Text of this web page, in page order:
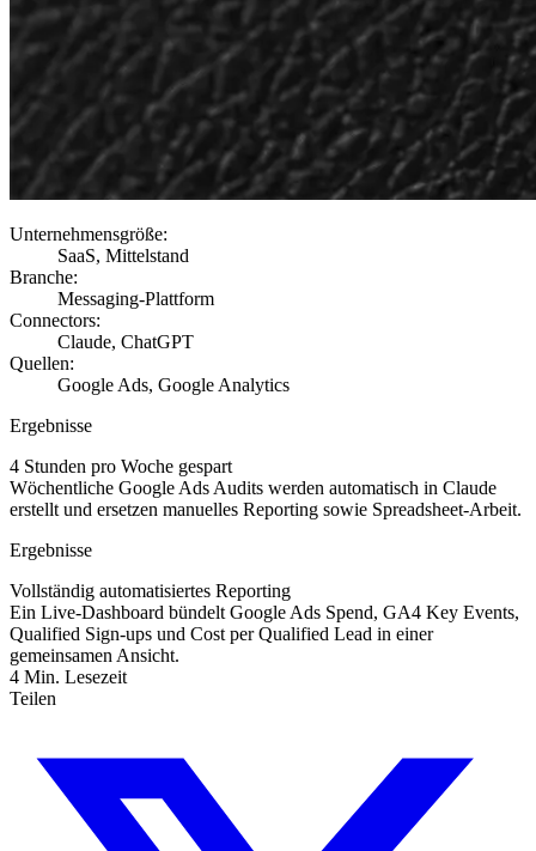
Unternehmensgröße:
SaaS, Mittelstand
Branche:
Messaging-Plattform
Connectors:
Claude, ChatGPT
Quellen:
Google Ads, Google Analytics
Ergebnisse
4 Stunden pro Woche gespart
Wöchentliche Google Ads Audits werden automatisch in Claude
erstellt und ersetzen manuelles Reporting sowie Spreadsheet-Arbeit.
Ergebnisse
Vollständig automatisiertes Reporting
Ein Live-Dashboard bündelt Google Ads Spend, GA4 Key Events,
Qualified Sign-ups und Cost per Qualified Lead in einer
gemeinsamen Ansicht.
4 Min. Lesezeit
Teilen